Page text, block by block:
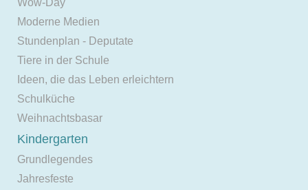
Moderne Medien
Stundenplan - Deputate
Tiere in der Schule
Ideen, die das Leben erleichtern
Schulküche
Weihnachtsbasar
Kindergarten
Grundlegendes
Jahresfeste